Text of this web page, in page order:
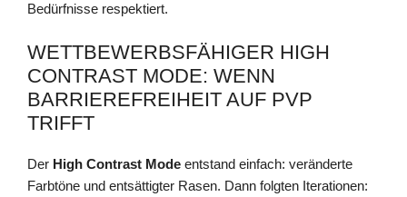
Bedürfnisse respektiert.
WETTBEWERBSFÄHIGER HIGH
CONTRAST MODE: WENN
BARRIEREFREIHEIT AUF PVP
TRIFFT
Der High Contrast Mode entstand einfach: veränderte
Farbtöne und entsättigter Rasen. Dann folgten Iterationen: